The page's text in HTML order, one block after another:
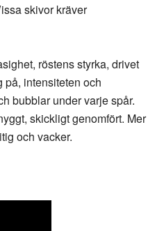
skivor kräver
röstens styrka, drivet
på, intensiteten och
bubblar under varje spår.
skickligt genomfört. Mer
och vacker.